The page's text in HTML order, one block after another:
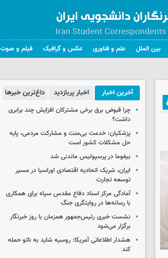
بین الملل علم و فناوری عکس و گرافیک فیلم و صوت
آخرین اخبار اخبار پربازدید داغ‌ترین خبرها
چرا قبوض برق برخی مشترکان افزایش چند برابری
داشت؟
پزشکیان: خدمت بی‌منت و مشارکت مردمی، پایه
حل مشکلات کشور است
بیفوما در پرسپولیس ماندنی شد
ایران، شریک اتحادیه اقتصادی اوراسیا در مسیر
توسعه تجارت
آمادگی مرکز اسناد دفاع مقدس سپاه برای همکاری
با رسانه‌ها در روایتگری جنگ
نشست خبری رئیس‌جمهور همزمان با روز خبرنگار
برگزار می‌شود
هشدار اطلاعاتی آمریکا: روسیه شاید به ناتو حمله
کند